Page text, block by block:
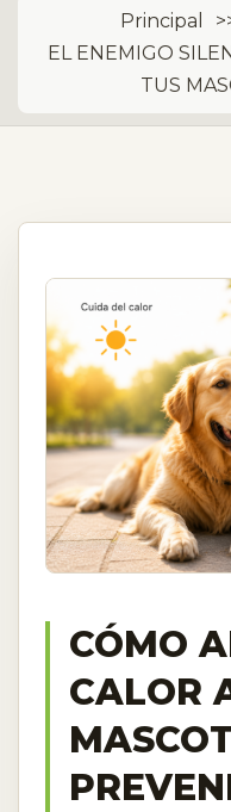
Principal
EL ENEMIGO
TUS
CÓMO
CALOR